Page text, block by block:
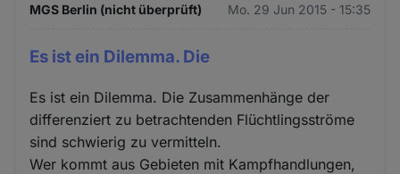
MGS Berlin (nicht überprüft) Mo. 29 Jun 2015 - 15:35
Es ist ein Dilemma. Die
Es ist ein Dilemma. Die Zusammenhänge der
differenziert zu betrachtenden Flüchtlingsströme
sind schwierig zu vermitteln.
Wer kommt aus Gebieten mit Kampfhandlungen,